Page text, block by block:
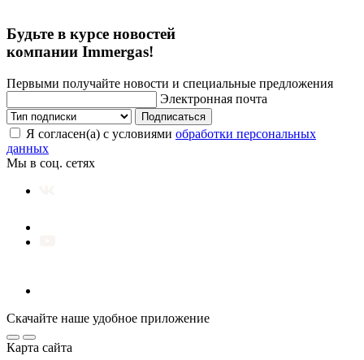
Будьте в курсе новостей
компании Immergas!
Первыми получайте новости и специальные предложения
Электронная почта
Подписаться
Я согласен(а) с условиями обработки персональных
данных
Мы в соц. сетях
Скачайте наше удобное приложение
Карта сайта